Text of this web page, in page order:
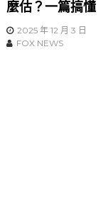
麼估？一篇搞懂
2025 年 12 月 3 日
FOX NEWS